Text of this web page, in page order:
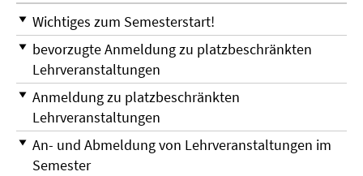
Wichtiges zum Semesterstart!
bevorzugte Anmeldung zu platzbeschränkten
Lehrveranstaltungen
Anmeldung zu platzbeschränkten
Lehrveranstaltungen
An- und Abmeldung von Lehrveranstaltungen im
Semester